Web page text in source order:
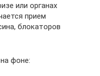
или органах
прием
блокаторов
фоне: